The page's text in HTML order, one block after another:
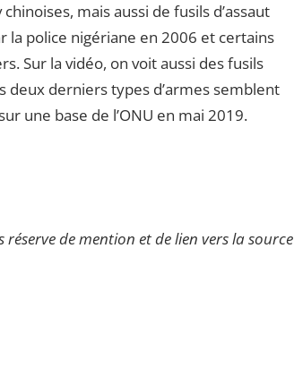
mais aussi de fusils d’assaut
la police nigériane en 2006 et certains
Sur la vidéo, on voit aussi des fusils
deux derniers types d’armes semblent
une base de l’ONU en mai 2019.
de mention et de lien vers la source